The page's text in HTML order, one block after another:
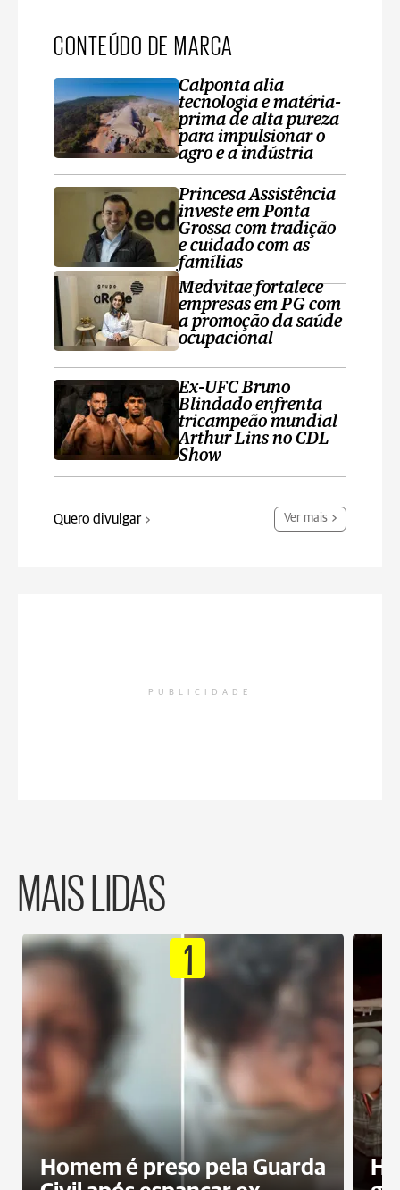
CONTEÚDO DE MARCA
Calponta alia
tecnologia e matéria-
prima de alta pureza
para impulsionar o
agro e a indústria
Princesa Assistência
investe em Ponta
Grossa com tradição
e cuidado com as
famílias
Medvitae fortalece
empresas em PG com
a promoção da saúde
ocupacional
Ex-UFC Bruno
Blindado enfrenta
tricampeão mundial
Arthur Lins no CDL
Show
Quero divulgar Ver mais
PUBLICIDADE
MAIS LIDAS
1
Homem é preso pela Guarda